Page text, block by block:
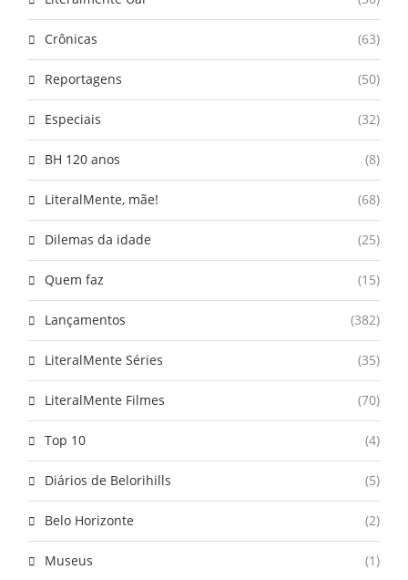
Crônicas (63)
Reportagens (50)
Especiais (32)
BH 120 anos (8)
LiteralMente, mãe! (68)
Dilemas da idade (25)
Quem faz (15)
Lançamentos (382)
LiteralMente Séries (35)
LiteralMente Filmes (70)
Top 10 (4)
Diários de Belorihills (5)
Belo Horizonte (2)
Museus (1)